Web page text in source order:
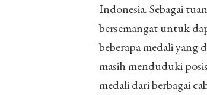
Indonesia. Sebagai
bersemangat untuk
beberapa medali yang
masih menduduki
medali dari berbagai